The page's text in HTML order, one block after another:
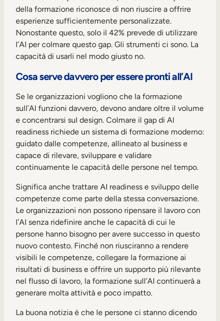
della formazione riconosce di non riuscire a offrire
esperienze sufficientemente personalizzate.
Nonostante questo, solo il 42% prevede di utilizzare
l’AI per colmare questo gap. Gli strumenti ci sono. La
capacità di usarli nel modo giusto no.
Cosa serve davvero per essere pronti all’AI
Se le organizzazioni vogliono che la formazione
sull’AI funzioni davvero, devono andare oltre il volume
e concentrarsi sul design. Colmare il gap di AI
readiness richiede un sistema di formazione moderno:
guidato dalle competenze, allineato al business e
capace di rilevare, sviluppare e validare
continuamente le capacità delle persone nel tempo.
Significa anche trattare AI readiness e sviluppo delle
competenze come parte della stessa conversazione.
Le organizzazioni non possono ripensare il lavoro con
l’AI senza ridefinire anche le capacità di cui le
persone hanno bisogno per avere successo in questo
nuovo contesto. Finché non riusciranno a rendere
visibili le competenze, collegare la formazione ai
risultati di business e offrire un supporto più rilevante
nel flusso di lavoro, la formazione sull’AI continuerà a
generare molta attività e poco impatto.
La buona notizia è che le persone ci stanno dicendo